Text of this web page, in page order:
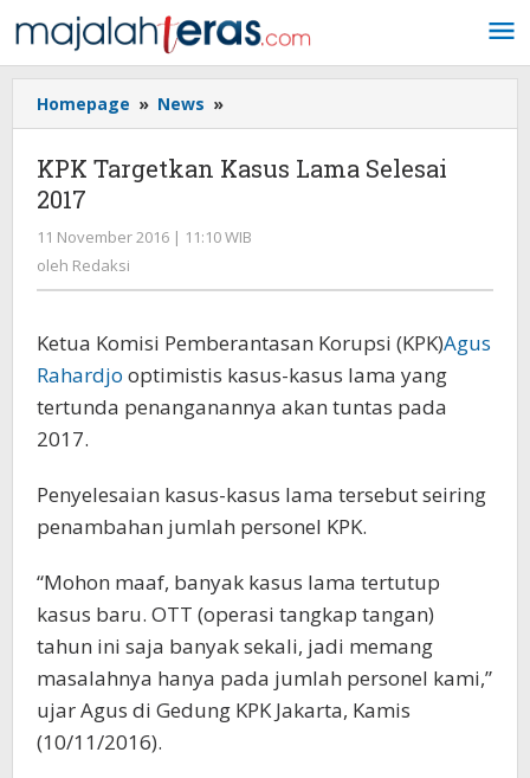
ke
konten
Homepage » News »
Targetkan
Lama
2017
KPK Targetkan Kasus Lama Selesai
2017
11 November 2016 | 11:10 WIB
oleh Redaksi
Ketua Komisi Pemberantasan Korupsi (KPK)Agus
Rahardjo optimistis kasus-kasus lama yang
tertunda penanganannya akan tuntas pada
2017.
Penyelesaian kasus-kasus lama tersebut seiring
penambahan jumlah personel KPK.
“Mohon maaf, banyak kasus lama tertutup
kasus baru. OTT (operasi tangkap tangan)
tahun ini saja banyak sekali, jadi memang
masalahnya hanya pada jumlah personel kami,”
ujar Agus di Gedung KPK Jakarta, Kamis
(10/11/2016).